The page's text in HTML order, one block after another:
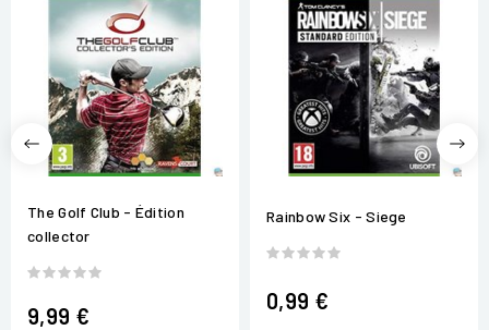
The Golf Club - Édition
collector
9,99 €
Rainbow Six - Siege
0,99 €